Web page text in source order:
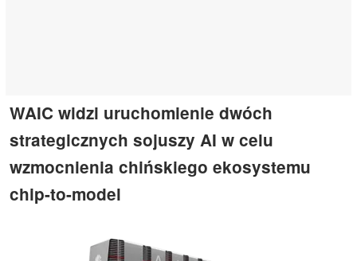
WAIC widzi uruchomienie dwóch
strategicznych sojuszy AI w celu
wzmocnienia chińskiego ekosystemu
chip-to-model